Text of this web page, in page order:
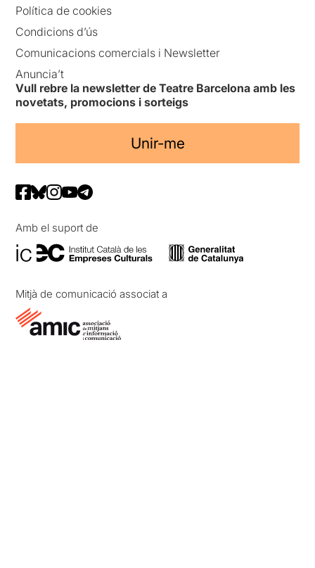
Política de cookies
Condicions d’ús
Comunicacions comercials i Newsletter
Anuncia’t
Vull rebre la newsletter de Teatre Barcelona amb les
novetats, promocions i sorteigs
Unir-me
Amb el suport de
Mitjà de comunicació associat a